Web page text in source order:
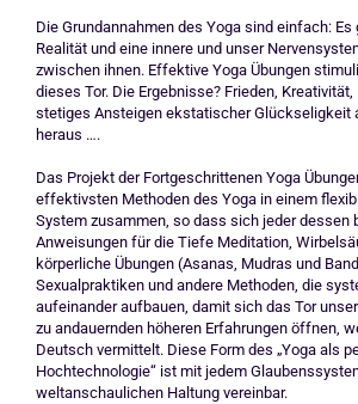
Die Grundannahmen des Yoga sind einfach: Es
Realität und eine innere und unser
zwischen ihnen. Effektive Yoga Übungen
dieses Tor. Die Ergebnisse? Frieden, Kreativität,
stetiges Ansteigen ekstatischer Glückseligkeit
heraus ….
Das Projekt der Fortgeschrittenen Yoga
effektivsten Methoden des Yoga in einem
System zusammen, so dass sich jeder dessen
Anweisungen für die Tiefe Meditation,
körperliche Übungen (Asanas, Mudras und
Sexualpraktiken und andere Methoden, die
aufeinander aufbauen, damit sich das Tor
zu andauernden höheren Erfahrungen öffnen,
Deutsch vermittelt. Diese Form des „Yoga als
Hochtechnologie“ ist mit jedem
weltanschaulichen Haltung vereinbar.